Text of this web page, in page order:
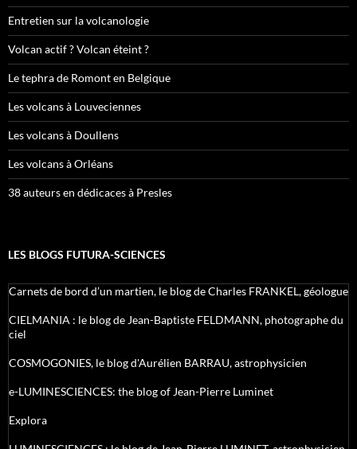
Entretien sur la volcanologie
Volcan actif ? Volcan éteint ?
Le tephra de Romont en Belgique
Les volcans à Louveciennes
Les volcans à Doullens
Les volcans à Orléans
38 auteurs en dédicaces à Presles
LES BLOGS FUTURA-SCIENCES
Carnets de bord d’un martien, le blog de Charles FRANKEL, géologue
CIELMANIA : le blog de Jean-Baptiste FELDMANN, photographe du
ciel
COSMOGONIES, le blog d'Aurélien BARRAU, astrophysicien
e-LUMINESCIENCES: the blog of Jean-Pierre Luminet
Explora